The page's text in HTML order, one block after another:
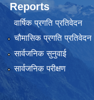
Reports
वार्षिक प्रगति प्रतिवेदन
चौमासिक प्रगति प्रतिवेदन
सार्वजनिक सुनुवाई
सार्वजनिक परीक्षण